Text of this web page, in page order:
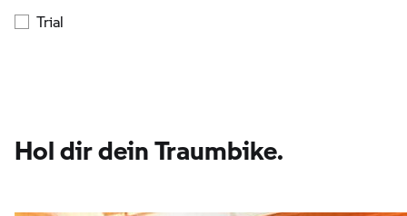
Trial
Hol dir dein Traumbike.